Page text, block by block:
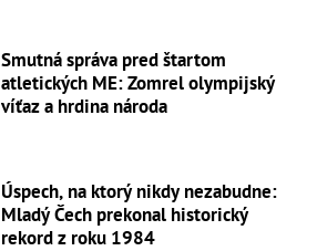
Smutná správa pred štartom
atletických ME: Zomrel olympijský
víťaz a hrdina národa
Úspech, na ktorý nikdy nezabudne:
Mladý Čech prekonal historický
rekord z roku 1984